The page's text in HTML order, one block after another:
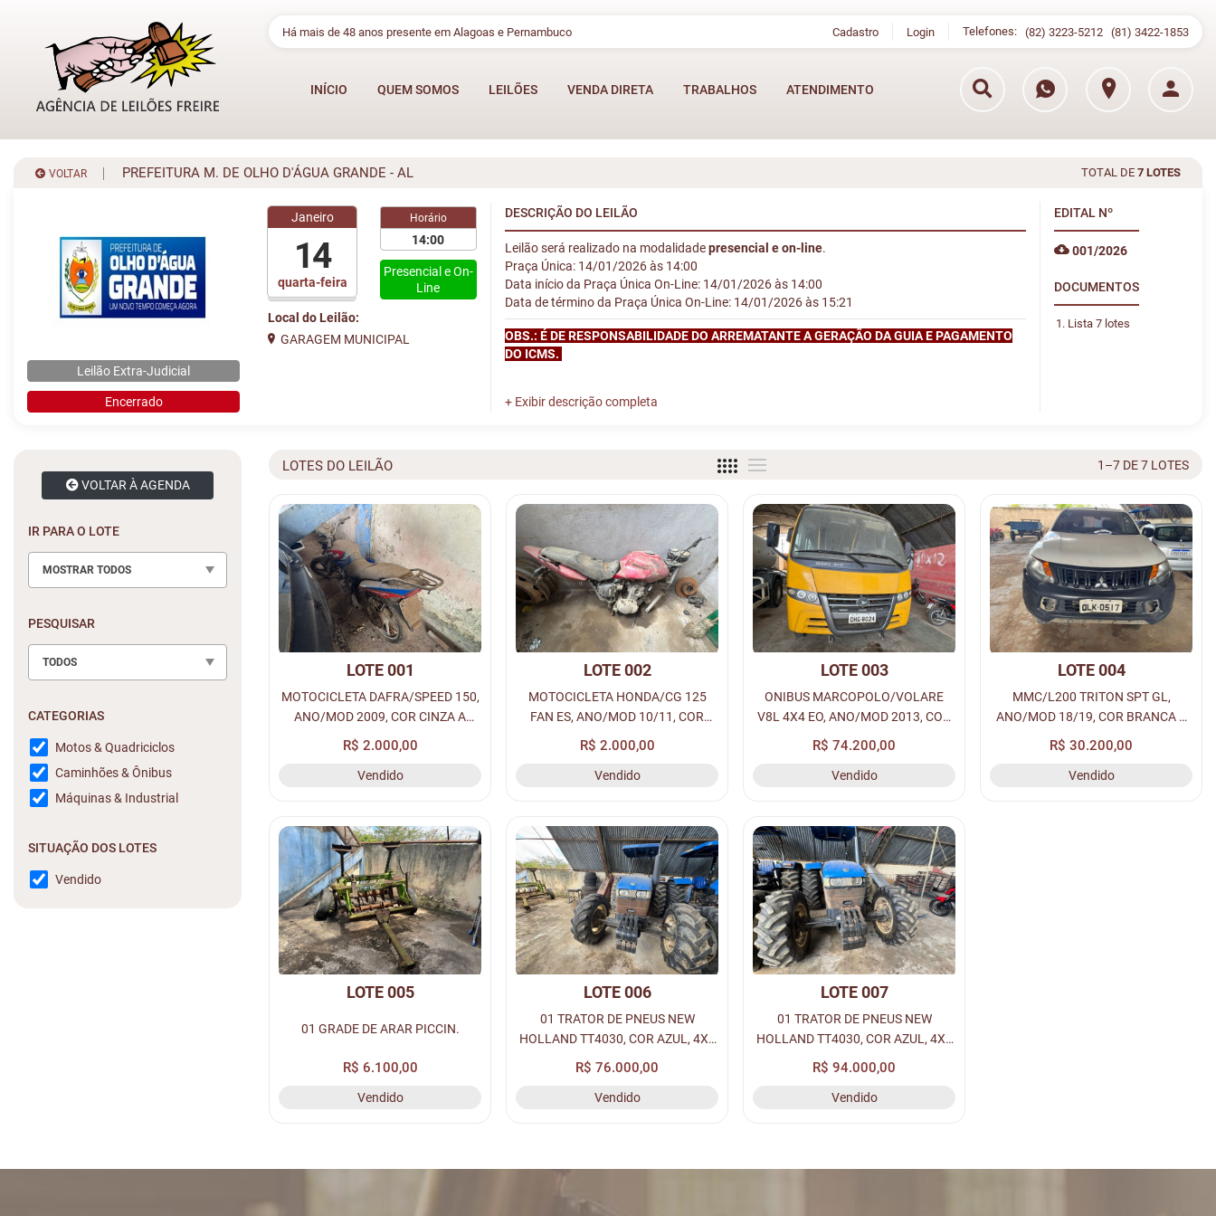
Há mais de 48 anos presente em Alagoas e Pernambuco Cadastro Login Telefones: (82) 3223-5212 (81) 3422-1853
INÍCIO QUEM SOMOS LEILÕES VENDA DIRETA TRABALHOS ATENDIMENTO
VOLTAR PREFEITURA M. DE OLHO D'ÁGUA GRANDE - AL TOTAL DE 7 LOTES
Leilão Extra-Judicial
Encerrado
quarta-feira
Janeiro
14
Horário
14:00
Presencial e On-
Line
Local do Leilão:
GARAGEM MUNICIPAL
DESCRIÇÃO DO LEILÃO
Leilão será realizado na modalidadepresencial e on-line.
Praça Única: 14/01/2026 às 14:00
Data início da Praça Única On-Line: 14/01/2026 às 14:00
Data de término da Praça Única On-Line: 14/01/2026 às 15:21
OBS.: É DE RESPONSABILIDADE DO ARREMATANTE A GERAÇÃO DA GUIA E PAGAMENTO
DO ICMS.
EDITAL Nº
001/2026
DOCUMENTOS
Lista 7 lotes
VOLTAR À AGENDA
IR PARA O LOTE
MOSTRAR TODOS
PESQUISAR
TODOS
CATEGORIAS
Motos & Quadriciclos
Caminhões & Ônibus
Máquinas & Industrial
SITUAÇÃO DOS LOTES
Vendido
LOTES DO LEILÃO 1–7 DE 7 LOTES
LOTE 001
MOTOCICLETA DAFRA/SPEED 150,
ANO/MOD 2009, COR CINZA A
GASOLINA, PLACA: NMF-5435,
RENAVAM: 152739432, CHASSI:
95VCA1A299M003876.
R$ 2.000,00
Vendido
LOTE 002
MOTOCICLETA HONDA/CG 125
FAN ES, ANO/MOD 10/11, COR
VERMELHA A GASOLINA, PLACA:
NMJ-6169, RENAVAM: 279922051,
CHASSI: 9C2JC4120BR510111.
R$ 2.000,00
Vendido
LOTE 003
ONIBUS MARCOPOLO/VOLARE
V8L 4X4 EO, ANO/MOD 2013, COR
AMARELA A DIESEL, PLACA: OHG-
8024, CHASSI:
93PB58M1MDC048220.
R$ 74.200,00
Vendido
LOTE 004
MMC/L200 TRITON SPT GL,
ANO/MOD 18/19, COR BRANCA A
DIESEL, PLACA: QLK-0517,
RENAVAM: 01165451317.
R$ 30.200,00
Vendido
LOTE 005
01 GRADE DE ARAR PICCIN.
R$ 6.100,00
Vendido
LOTE 006
01 TRATOR DE PNEUS NEW
HOLLAND TT4030, COR AZUL, 4X4
A DIESEL, S/N:
*HCCZTT75TGCG54924*.
R$ 76.000,00
Vendido
LOTE 007
01 TRATOR DE PNEUS NEW
HOLLAND TT4030, COR AZUL, 4X4
A DIESEL, S/N:
*HCCZTT75KHCG67928*.
R$ 94.000,00
Vendido